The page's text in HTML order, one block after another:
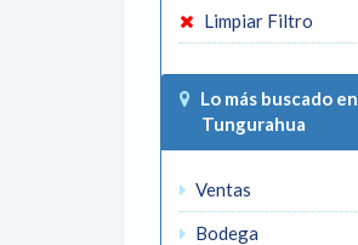
Limpiar Filtro
Lo más buscado en
Tungurahua
Ventas
Bodega